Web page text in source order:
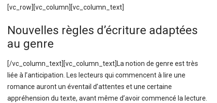
[vc_row][vc_column][vc_column_text]
Nouvelles règles d’écriture adaptées
au genre
[/vc_column_text][vc_column_text]La notion de genre est très
liée à l’anticipation. Les lecteurs qui commencent à lire une
romance auront un éventail d’attentes et une certaine
appréhension du texte, avant même d’avoir commencé la lecture.